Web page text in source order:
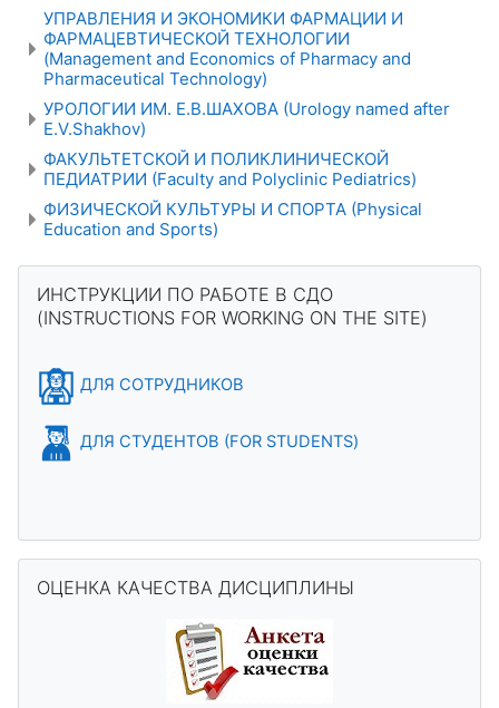
УПРАВЛЕНИЯ И ЭКОНОМИКИ ФАРМАЦИИ И
ФАРМАЦЕВТИЧЕСКОЙ ТЕХНОЛОГИИ
(Management and Economics of Pharmacy and
Pharmaceutical Technology)
УРОЛОГИИ ИМ. Е.В.ШАХОВА (Urology named after
E.V.Shakhov)
ФАКУЛЬТЕТСКОЙ И ПОЛИКЛИНИЧЕСКОЙ
ПЕДИАТРИИ (Faculty and Polyclinic Pediatrics)
ФИЗИЧЕСКОЙ КУЛЬТУРЫ И СПОРТА (Physical
Education and Sports)
Blocks
ИНСТРУКЦИИ ПО РАБОТЕ В СДО
(INSTRUCTIONS FOR WORKING ON THE SITE)
ДЛЯ СОТРУДНИКОВ
ДЛЯ СТУДЕНТОВ (FOR STUDENTS)
ОЦЕНКА КАЧЕСТВА ДИСЦИПЛИНЫ